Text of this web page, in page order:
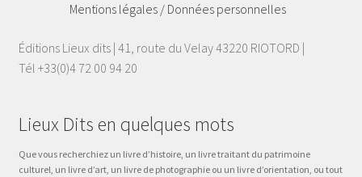
Mentions légales / Données personnelles
Éditions Lieux dits | 41, route du Velay 43220 RIOTORD |
Tél +33(0)4 72 00 94 20
Lieux Dits en quelques mots
Que vous recherchiez un livre d’histoire, un livre traitant du patrimoine
culturel, un livre d’art, un livre de photographie ou un livre d’orientation, ou tout